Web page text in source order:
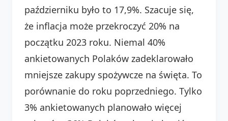
październiku było to 17,9%. Szacuje się,
że inflacja może przekroczyć 20% na
początku 2023 roku. Niemal 40%
ankietowanych Polaków zadeklarowało
mniejsze zakupy spożywcze na święta. To
porównanie do roku poprzedniego. Tylko
3% ankietowanych planowało więcej